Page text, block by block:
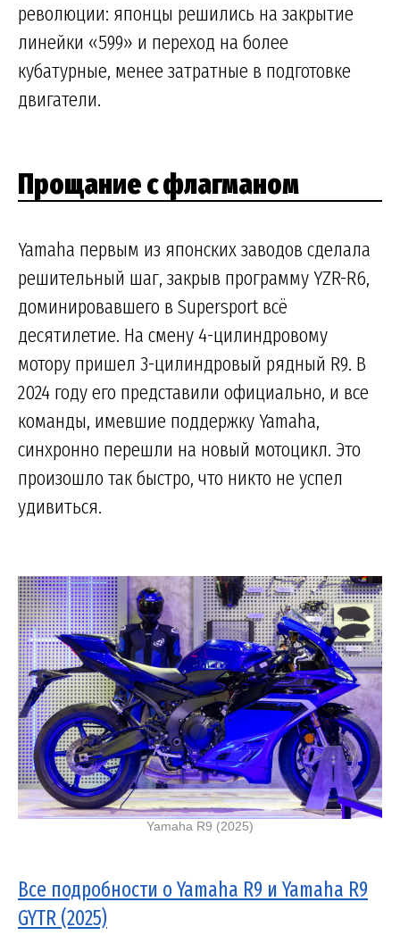
революции: японцы решились на закрытие
линейки «599» и переход на более
кубатурные, менее затратные в подготовке
двигатели.
Прощание с флагманом
Yamaha первым из японских заводов сделала
решительный шаг, закрыв программу YZR-R6,
доминировавшего в Supersport всё
десятилетие. На смену 4-цилиндровому
мотору пришел 3-цилиндровый рядный R9. В
2024 году его представили официально, и все
команды, имевшие поддержку Yamaha,
синхронно перешли на новый мотоцикл. Это
произошло так быстро, что никто не успел
удивиться.
Yamaha R9 (2025)
Все подробности о Yamaha R9 и Yamaha R9
GYTR (2025)